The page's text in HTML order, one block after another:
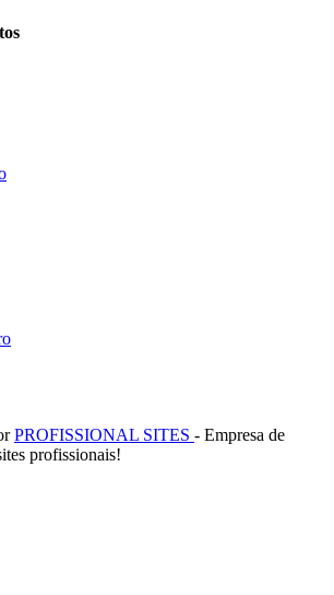
PROFISSIONAL SITES - Empresa de
profissionais!